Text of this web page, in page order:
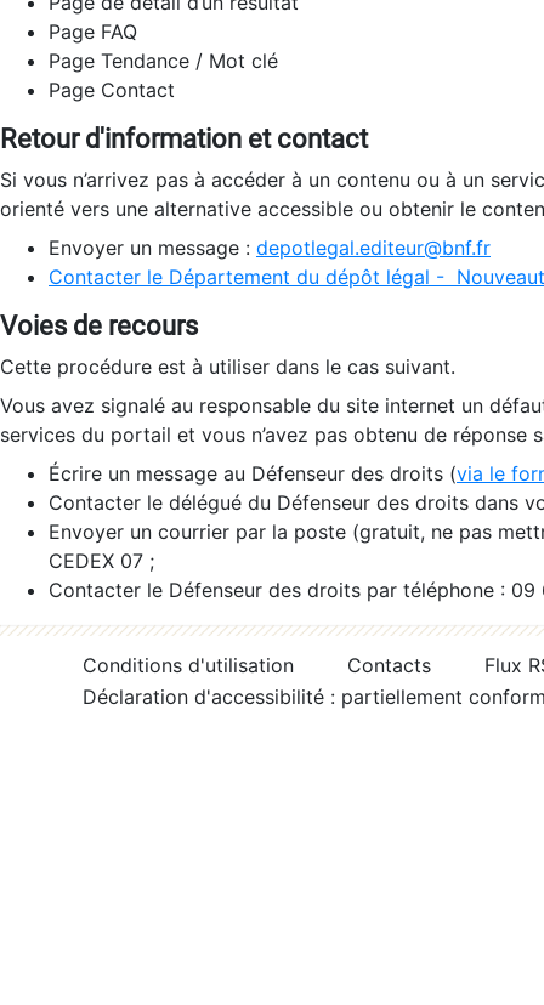
Page FAQ
Page Tendance / Mot clé
Page Contact
Retour d'information et contact
Si vous n’arrivez pas à accéder à un contenu ou à un
orienté vers une alternative accessible ou obtenir le
Envoyer un message : depotlegal.editeur@bnf.fr
Contacter le Département du dépôt légal -
Voies de recours
Cette procédure est à utiliser dans le cas suivant.
Vous avez signalé au responsable du site internet un
services du portail et vous n’avez pas obtenu de réponse
Écrire un message au Défenseur des droits (via le
Contacter le délégué du Défenseur des droits dans
Envoyer un courrier par la poste (gratuit, ne pas
CEDEX 07 ;
Contacter le Défenseur des droits par téléphone :
Conditions d'utilisation Contacts
Flux
Déclaration d'accessibilité : partiellement